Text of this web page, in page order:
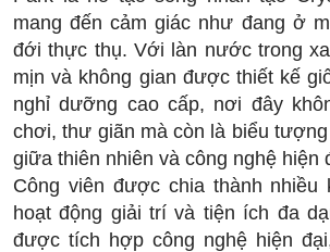
mang đến cảm giác như đang ở
đới thực thụ. Với làn nước trong
mịn và không gian được thiết kế
nghỉ dưỡng cao cấp, nơi đây
chơi, thư giãn mà còn là biểu
giữa thiên nhiên và công nghệ hiện
Công viên được chia thành
hoạt động giải trí và tiện ích đa
được tích hợp công nghệ hiện